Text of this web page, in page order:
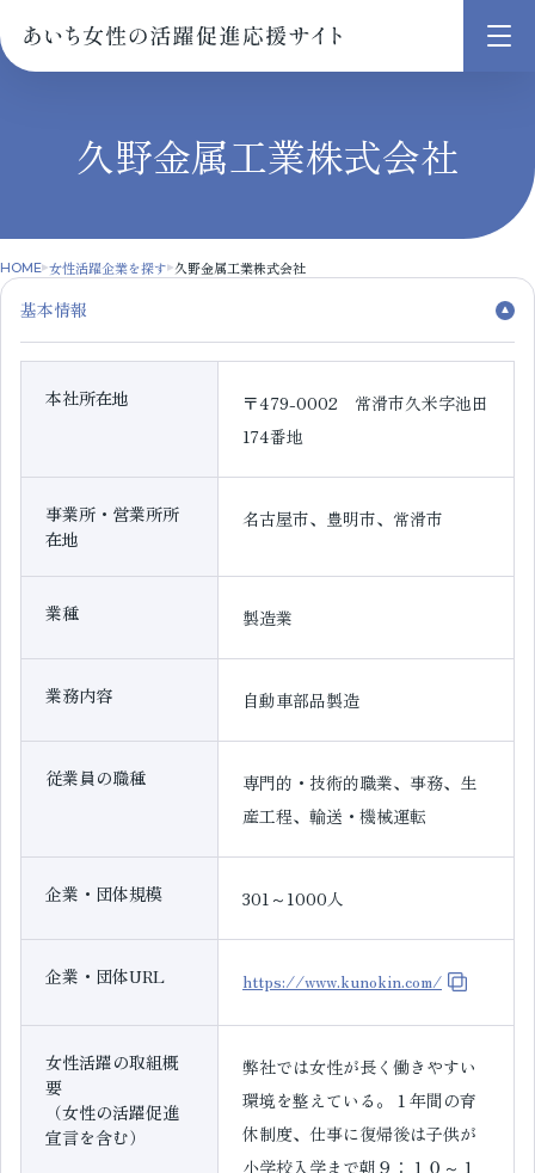
メ
久野金属工業株式会社
HOME 女性活躍企業を探す 久野金属工業株式会社
基本情報
本社所在地
〒479-0002 常滑市久米字池田
174番地
事業所・営業所所
在地
名古屋市、豊明市、常滑市
業種 製造業
業務内容 自動車部品製造
従業員の職種
専門的・技術的職業、事務、生
産工程、輸送・機械運転
企業・団体規模 301～1000人
企業・団体URL https://www.kunokin.com/
女性活躍の取組概
要
（女性の活躍促進
宣言を含む）
弊社では女性が長く働きやすい
環境を整えている。１年間の育
休制度、仕事に復帰後は子供が
小学校入学まで朝９：１０～１